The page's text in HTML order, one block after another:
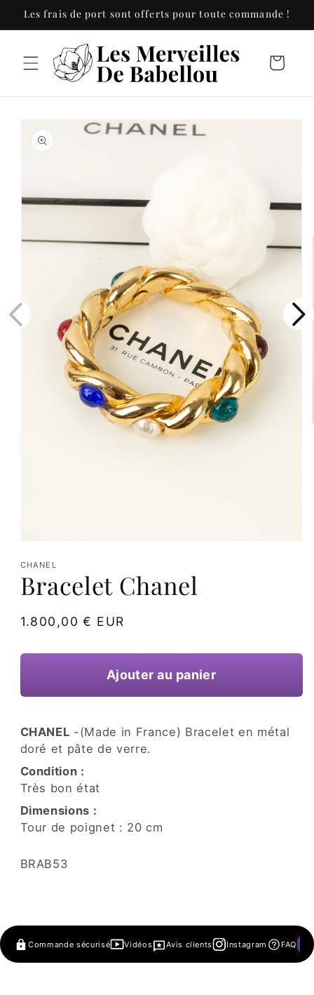
passer
au
Les frais de port sont offerts pour toute commande !
Panier
informations
produits
le
média
1
dans
CHANEL
Bracelet Chanel
Prix
1.800,00 € EUR
Ajouter au panier
CHANEL -(Made in France) Bracelet en métal
doré et pâte de verre.
Condition :
Très bon état
Dimensions :
Tour de poignet : 20 cm
SKU:
BRAB53
Commande sécurisé Vidéos Avis clients Instagram FAQ